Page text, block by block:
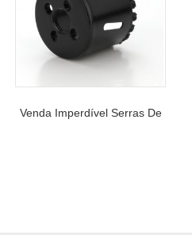
Venda Imperdível Serras De